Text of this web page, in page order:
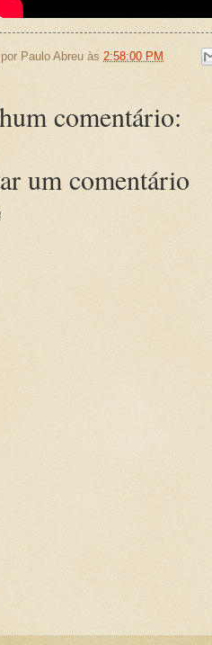
Paulo Abreu às 2:58:00 PM
comentário:
um comentário